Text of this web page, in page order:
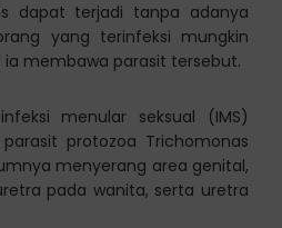
dapat terjadi tanpa adanya
yang terinfeksi mungkin
membawa parasit tersebut.
menular seksual (IMS)
protozoa Trichomonas
menyerang area genital,
pada wanita, serta uretra